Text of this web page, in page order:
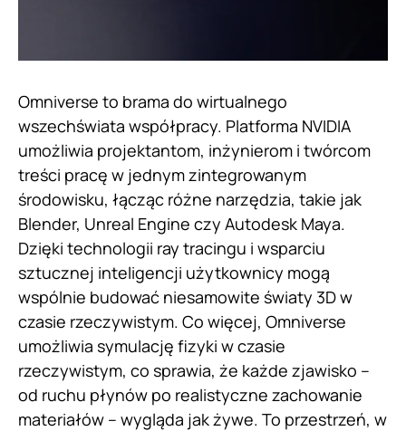
Omniverse to brama do wirtualnego
wszechświata współpracy. Platforma NVIDIA
umożliwia projektantom, inżynierom i twórcom
treści pracę w jednym zintegrowanym
środowisku, łącząc różne narzędzia, takie jak
Blender, Unreal Engine czy Autodesk Maya.
Dzięki technologii ray tracingu i wsparciu
sztucznej inteligencji użytkownicy mogą
wspólnie budować niesamowite światy 3D w
czasie rzeczywistym. Co więcej, Omniverse
umożliwia symulację fizyki w czasie
rzeczywistym, co sprawia, że każde zjawisko –
od ruchu płynów po realistyczne zachowanie
materiałów – wygląda jak żywe. To przestrzeń, w